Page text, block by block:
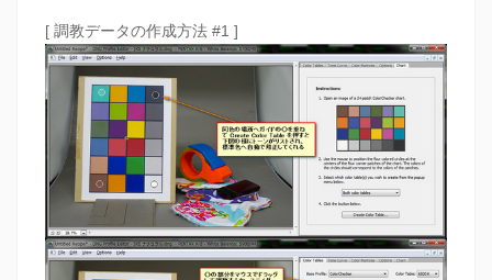
[ 調教データの作成方法 #1 ]